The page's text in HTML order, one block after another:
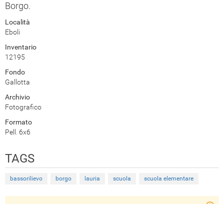
Borgo.
Località
Eboli
Inventario
12195
Fondo
Gallotta
Archivio
Fotografico
Formato
Pell. 6x6
TAGS
bassorilievo borgo lauria scuola scuola elementare